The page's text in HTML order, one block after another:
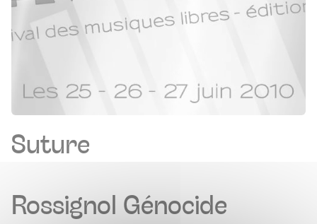
Suture
Rossignol Génocide